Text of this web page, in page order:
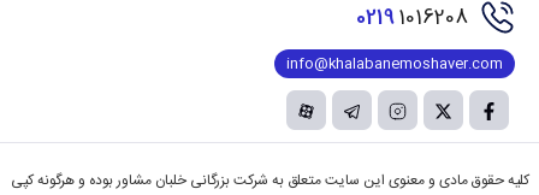
02191016208
info@khalabanemoshaver.com
کلیه حقوق مادی و معنوی این سایت متعلق به شرکت بزرگانی خلبان مشاور بوده و هرگونه کپی